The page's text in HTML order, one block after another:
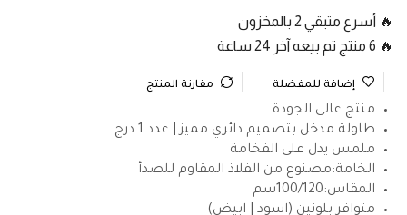
🔥 أسرع متبقي 2 بالمخزون
🔥 6 منتج تم بيعه آخر 24 ساعة
إضافة للمفضلة مقارنة المنتج
منتج عالى الجودة
طاولة مدخل بتصميم دائري مميز | عدد 1 درج
ملمس يدل على الفخامة
الخامة:مصنوع من الفلاذ المقاوم للصدأ
المقاس:100/120سم
متوافر بلونين (اسود | ابيض)